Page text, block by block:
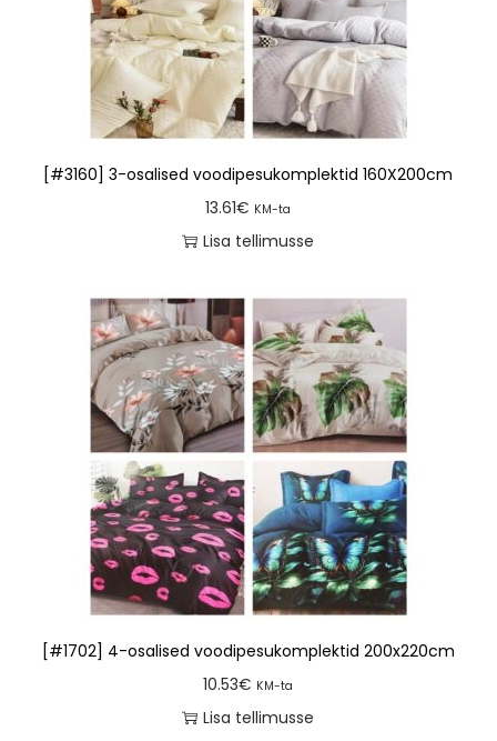
[#3160] 3-osalised voodipesukomplektid 160X200cm
13.61€ KM-ta
Lisa tellimusse
[#1702] 4-osalised voodipesukomplektid 200x220cm
10.53€ KM-ta
Lisa tellimusse